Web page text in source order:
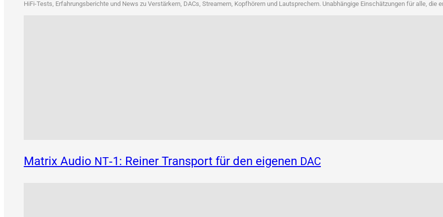
HiFi-Tests, Erfah­rungs­be­rich­te und News zu Ver­stär­kern, DACs, Strea­mern, Kopf­hö­rern und Laut­spre­chern. Unab­hän­gi­ge Ein­schät­zun­gen für alle, die
Matrix Audio NT‑1: Reiner Transport für den eigenen DAC